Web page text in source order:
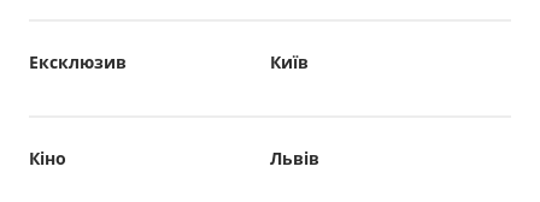
Ексклюзив Київ
Кіно Львів